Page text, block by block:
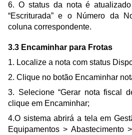
6. O status da nota é atualizado
“Escriturada” e o Número da
coluna correspondente.
3.3 Encaminhar para Frotas
1. Localize a nota com status
2. Clique no botão Encaminhar
3. Selecione “Gerar nota fiscal
clique em Encaminhar;
4.O sistema abrirá a tela em
Equipamentos > Abastecimento